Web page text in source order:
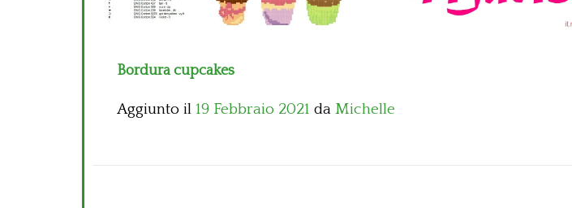
Bordura cupcakes
Aggiunto il 19 Febbraio 2021 da Michelle